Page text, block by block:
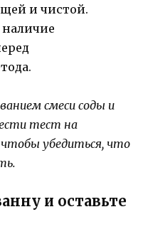
и чистой.
смеси соды и
тест на
убедиться, что
и оставьте